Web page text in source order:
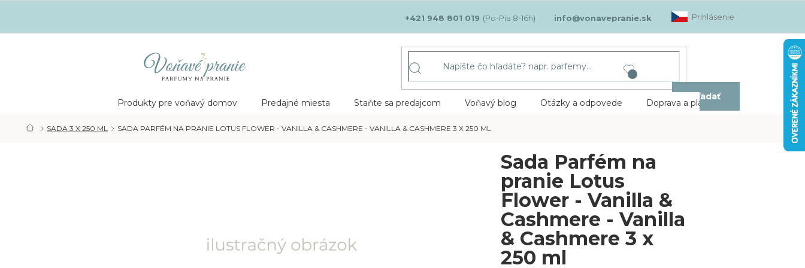
obsah
+421 948 801 019 info@vonavepranie.sk Prihlásenie
Hľadať
Produkty pre voňavý domov Predajné miesta Staňte sa predajcom Voňavý blog Otázky a odpovede Doprava a platba
DOMOV
SADA 3 X 250 ML SADA PARFÉM NA PRANIE LOTUS FLOWER - VANILLA & CASHMERE - VANILLA & CASHMERE 3 X 250 ML
Sada Parfém na
pranie Lotus
Flower - Vanilla &
Cashmere - Vanilla
& Cashmere 3 x
250 ml